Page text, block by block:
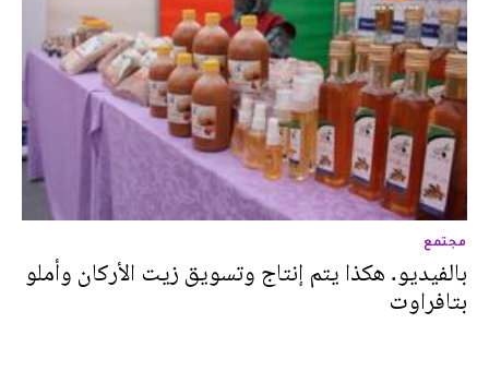
مجتمع
بالفيديو. هكذا يتم إنتاج وتسويق زيت الأركان وأملو
بتافراوت